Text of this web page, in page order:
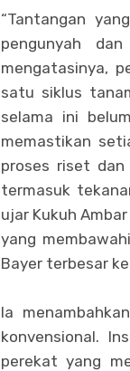
“Tantangan
pengunyah
mengatasinya,
satu siklus
selama ini
memastikan
proses riset dan
termasuk
ujar Kukuh
yang
Bayer terbesar
Ia
konvensional.
perekat yang